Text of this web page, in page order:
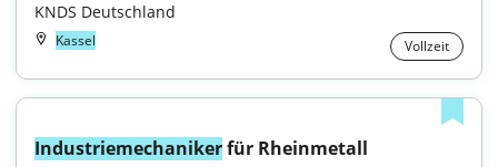
KNDS Deutschland
Kassel Vollzeit
Industriemechaniker für Rheinmetall